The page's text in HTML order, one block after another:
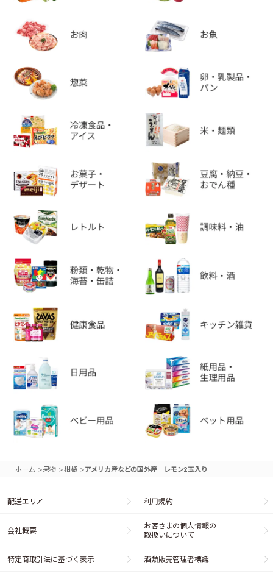
ホーム >果物 >柑橘 >アメリカ産などの国外産 レモン2玉入り
配送エリア 利用規約
会社概要
お客さまの個人情報の
取扱いについて
特定商取引法に基づく表示 酒類販売管理者標識